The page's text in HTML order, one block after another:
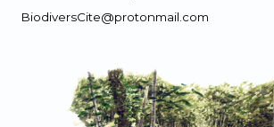
BiodiversCite@protonmail.com